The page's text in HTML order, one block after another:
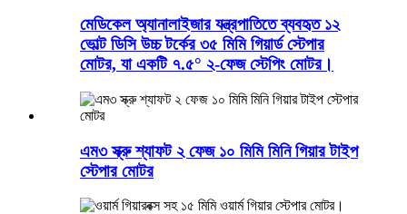
মেডিকেল অ্যানালাইজার যন্ত্রপাতিতে ব্যবহৃত ১২
ভোল্ট ডিসি উচ্চ টর্কের ৩৫ মিমি গিয়ার্ড স্টেপার
মোটর, যা একটি ৭.৫° ২-ফেজ স্টেপিং মোটর।
এম৩ স্ক্রু শ্যাফট ২ ফেজ ১০ মিমি মিনি গিয়ার টাইপ
স্টেপার মোটর